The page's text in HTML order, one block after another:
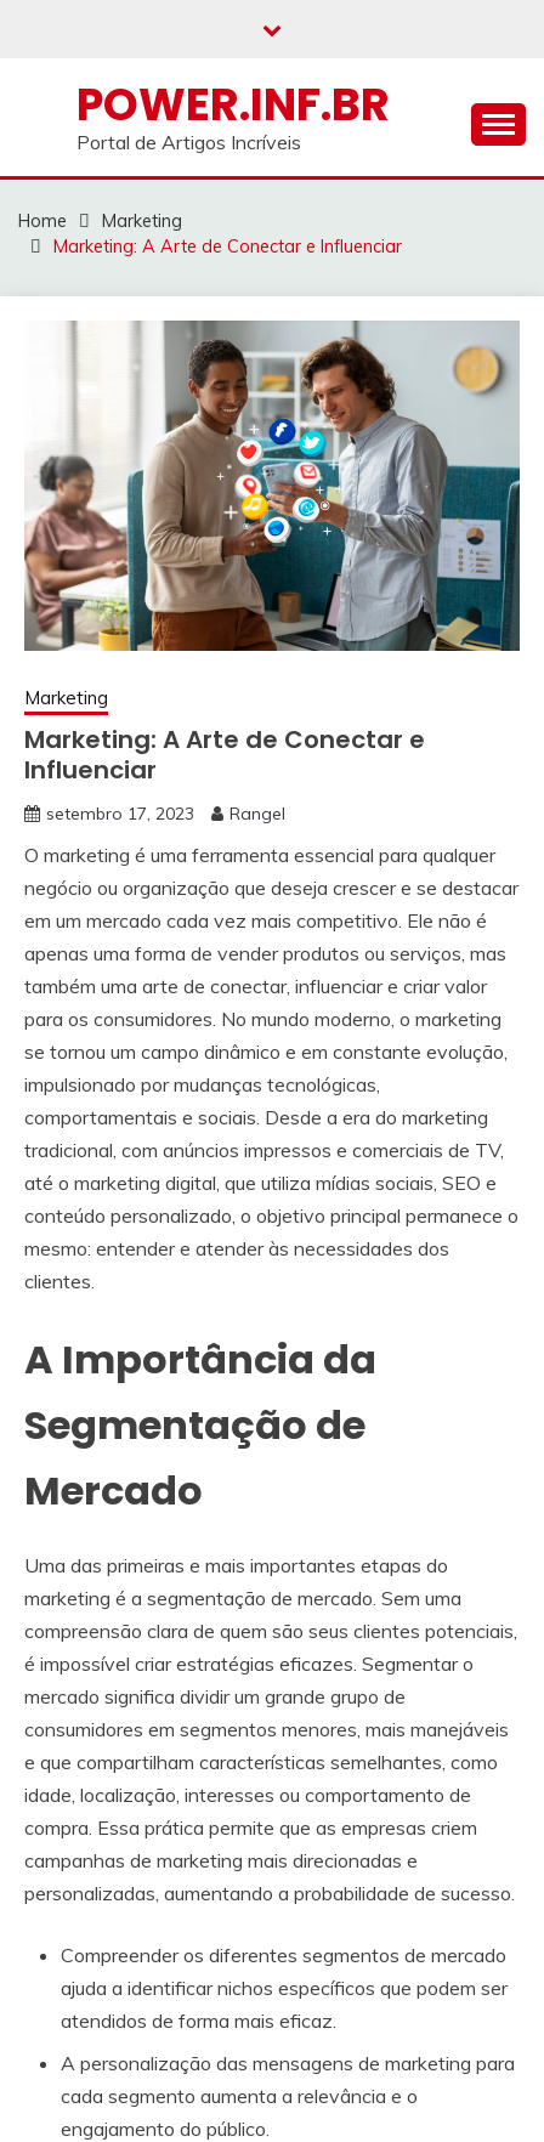
POWER.INF.BR
Portal de Artigos Incríveis
Home
Marketing
Marketing: A Arte de Conectar e Influenciar
Marketing
Marketing: A Arte de Conectar e
Influenciar
setembro 17, 2023 Rangel
O marketing é uma ferramenta essencial para qualquer
negócio ou organização que deseja crescer e se destacar
em um mercado cada vez mais competitivo. Ele não é
apenas uma forma de vender produtos ou serviços, mas
também uma arte de conectar, influenciar e criar valor
para os consumidores. No mundo moderno, o marketing
se tornou um campo dinâmico e em constante evolução,
impulsionado por mudanças tecnológicas,
comportamentais e sociais. Desde a era do marketing
tradicional, com anúncios impressos e comerciais de TV,
até o marketing digital, que utiliza mídias sociais, SEO e
conteúdo personalizado, o objetivo principal permanece o
mesmo: entender e atender às necessidades dos
clientes.
A Importância da
Segmentação de
Mercado
Uma das primeiras e mais importantes etapas do
marketing é a segmentação de mercado. Sem uma
compreensão clara de quem são seus clientes potenciais,
é impossível criar estratégias eficazes. Segmentar o
mercado significa dividir um grande grupo de
consumidores em segmentos menores, mais manejáveis
e que compartilham características semelhantes, como
idade, localização, interesses ou comportamento de
compra. Essa prática permite que as empresas criem
campanhas de marketing mais direcionadas e
personalizadas, aumentando a probabilidade de sucesso.
Compreender os diferentes segmentos de mercado
ajuda a identificar nichos específicos que podem ser
atendidos de forma mais eficaz.
A personalização das mensagens de marketing para
cada segmento aumenta a relevância e o
engajamento do público.